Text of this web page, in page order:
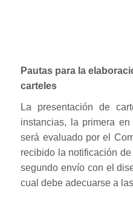
Pautas para la
carteles
La presentación de
instancias, la primera
será evaluado por el
recibido la notificación
segundo envío con el
cual debe adecuarse a